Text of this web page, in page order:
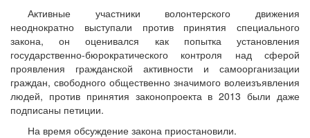
Активные участники волонтерского движения
неоднократно выступали против принятия специального
закона, он оценивался как попытка установления
государственно-бюрократического контроля над сферой
проявления гражданской активности и самоорганизации
граждан, свободного общественно значимого волеизъявления
людей, против принятия законопроекта в 2013 были даже
подписаны петиции.
На время обсуждение закона приостановили.